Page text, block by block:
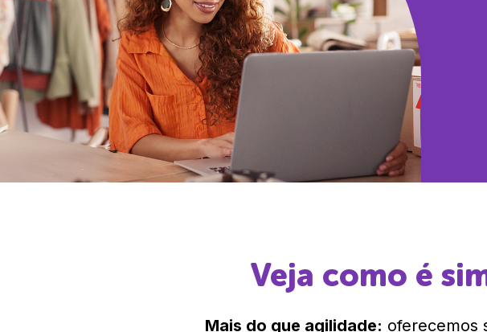
Veja como é
Mais do que agilidade: oferecemos